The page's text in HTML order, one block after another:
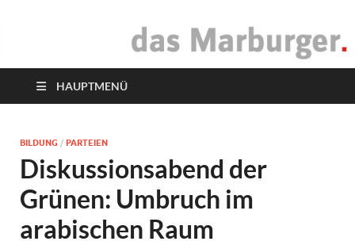
das Marburger.
HAUPTMENÜ
BILDUNG / PARTEIEN
Diskussionsabend der
Grünen: Umbruch im
arabischen Raum